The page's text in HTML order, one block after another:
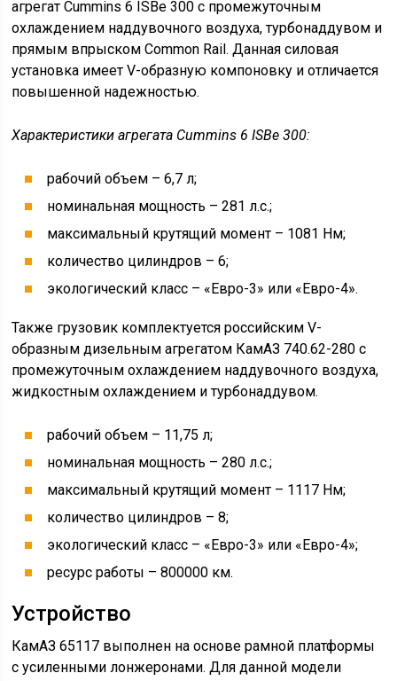
ведущих мостов были увеличены.
Тормозная система в модели КамАЗ 65117 сохранилась
практически без изменений. Ее составили тормозные
барабаны и дополнительные элементы. При этом
более плавным. Городской поток для данного
устанавливались усиленные барабанные тормоза с
пневматическим приводом. КамАЗ 65117 получил
увеличенные тормозные камеры. Для повышения
безопасности передвижения машину стали
комплектовать встроенной системой ABS. Ручной
направлении (вверх-вниз). Ранее передвижение
выполнялось влево и вправо.
КамАЗ 65117 комплектовался 2 типами трансмиссий:
производства и 9-ступенчатой коробкой передач ZF9S
концерна ZF Friedrichshafen AG. Модификации с
автомобиля, но обеспечивали большую надежность.
Современные трансмиссии делали модель очень
маневренной, несмотря на большие габариты.
Рестайлинговый вариант получил рулевое управление
RBL, отличающееся малым усилием на рулевом колесе
и большей информативностью. Во всех версиях
устанавливался гидропривод руля.
Автомобиль оснащался классической бортовой